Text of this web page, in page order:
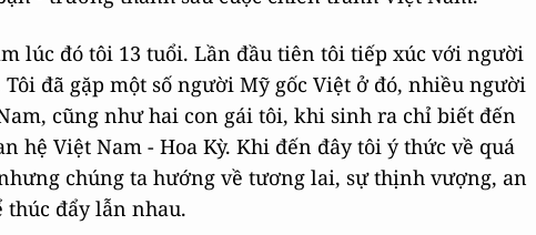
lúc đó tôi 13 tuổi. Lần đầu tiên tôi tiếp xúc với người
đã gặp một số người Mỹ gốc Việt ở đó, nhiều người
cũng như hai con gái tôi, khi sinh ra chỉ biết đến
hệ Việt Nam - Hoa Kỳ. Khi đến đây tôi ý thức về quá
chúng ta hướng về tương lai, sự thịnh vượng, an
thúc đẩy lẫn nhau.